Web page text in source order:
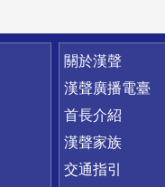
關於漢聲
漢聲廣播電臺
首長介紹
漢聲家族
交通指引